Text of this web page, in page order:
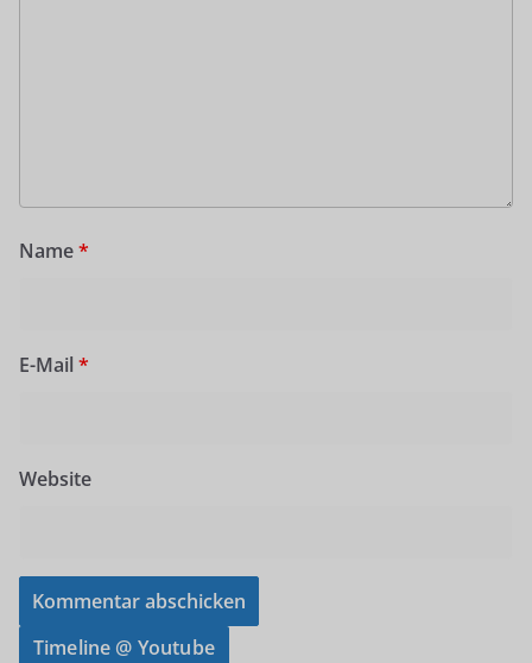
Name*
E-Mail *
Website
Timeline @ Youtube